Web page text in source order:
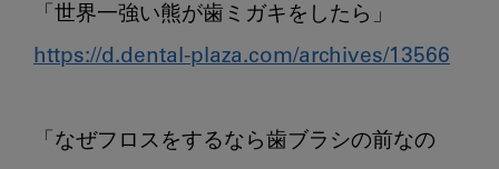
https://d.dental-plaza.com/archives/13566
「なぜフロスをするなら歯ブラシの前なの